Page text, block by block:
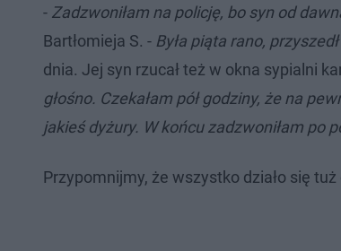
- Zadzwoniłam na policję, bo syn od
Bartłomieja S. - Była piąta rano,
dnia. Jej syn rzucał też w okna sypialni
głośno. Czekałam pół godziny, że na
jakieś dyżury. W końcu zadzwoniłam po
Przypomnijmy, że wszystko działo się